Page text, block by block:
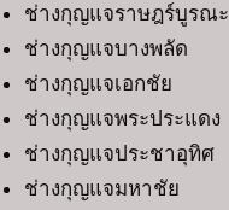
ช่างกุญแจราษฎร์บูรณะ
ช่างกุญแจบางพลัด
ช่างกุญแจเอกชัย
ช่างกุญแจพระประแดง
ช่างกุญแจประชาอุทิศ
ช่างกุญแจมหาชัย